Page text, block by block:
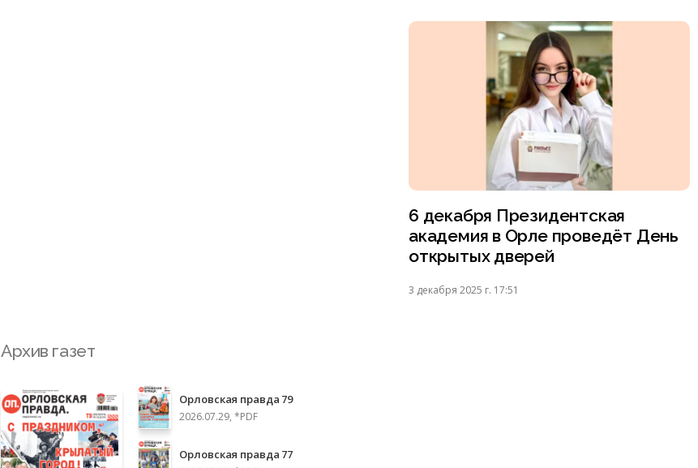
6 декабря Президентская
академия в Орле проведёт День
открытых дверей
3 декабря 2025 г. 17:51
Архив газет
Орловская правда 79
2026.07.29, *PDF
Орловская правда 77